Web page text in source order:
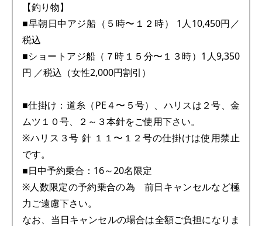
【釣り物】
■早朝日中アジ船（５時〜１２時） 1人10,450円／
税込
■ショートアジ船（７時１５分〜１３時）1人9,350
円 ／税込（女性2,000円割引）
■仕掛け：道糸（PE４〜５号）、ハリスは２号、金
ムツ１０号、２～３本針をご使用下さい。
※ハリス３号 針 １１〜１２号の仕掛けは使用禁止
です。
■日中予約乗合：16～20名限定
※人数限定の予約乗合の為 前日キャンセルなど極
力ご遠慮下さい。
なお、当日キャンセルの場合は全額ご負担になりま